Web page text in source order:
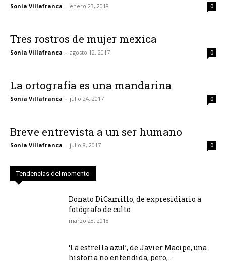
Sonia Villafranca - enero 23, 2018 0
Tres rostros de mujer mexica
Sonia Villafranca - agosto 12, 2017 0
La ortografía es una mandarina
Sonia Villafranca - julio 24, 2017 0
Breve entrevista a un ser humano
Sonia Villafranca - julio 8, 2017 0
Tendencias del momento
Donato DiCamillo, de expresidiario a
fotógrafo de culto
marzo 28, 2018
‘La estrella azul’, de Javier Macipe, una
historia no entendida, pero,...